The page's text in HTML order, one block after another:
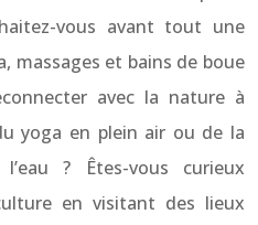
vous avant tout une
massages et bains de boue
avec la nature à
yoga en plein air ou de la
? Êtes-vous curieux
en visitant des lieux